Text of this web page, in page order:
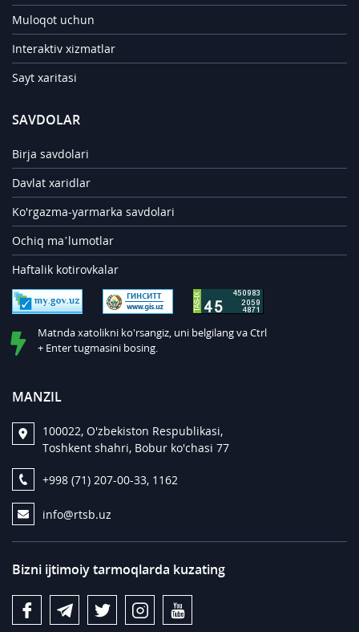
Muloqot uchun
Interaktiv xizmatlar
Sayt xaritasi
SAVDOLAR
Birja savdolari
Davlat xaridlar
Ko'rgazma-yarmarka savdolari
Ochiq ma’lumotlar
Haftalik kotirovkalar
Matnda xatolikni ko'rsangiz, uni belgilang va Ctrl
+ Enter tugmasini bosing.
MANZIL
100022, O'zbekiston Respublikasi,
Toshkent shahri, Bobur ko'chasi 77
+998 (71) 207-00-33, 1162
info@rtsb.uz
Bizni ijtimoiy tarmoqlarda kuzating